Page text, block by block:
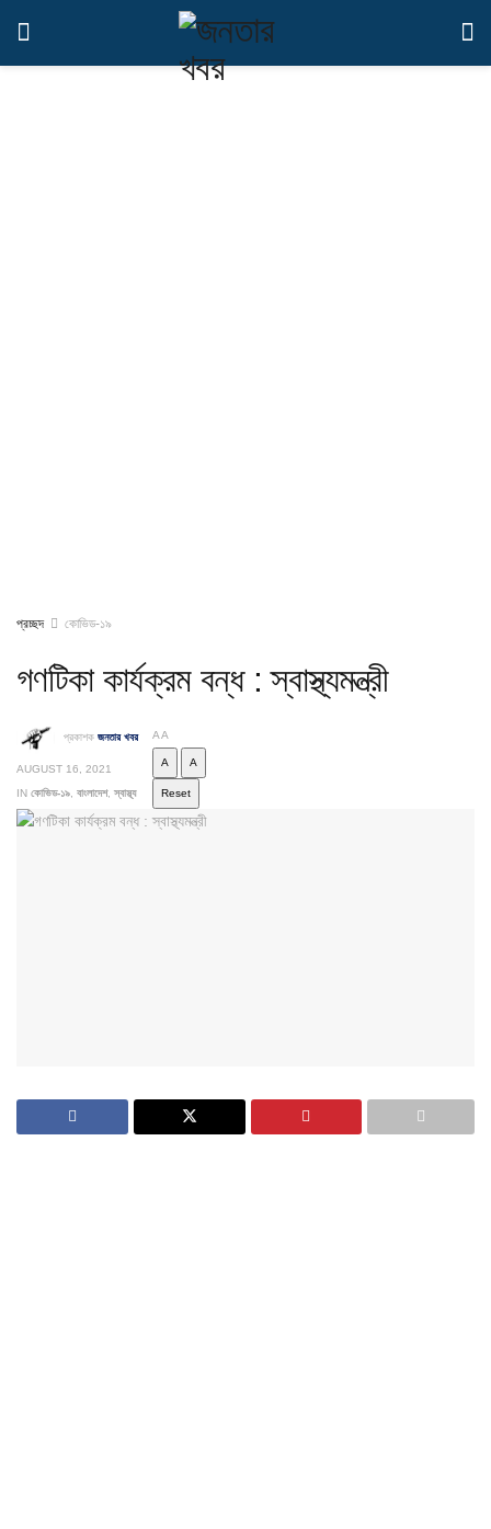
প্রচ্ছদ কোভিড-১৯
গণটিকা কার্যক্রম বন্ধ : স্বাস্থ্যমন্ত্রী
প্রকাশক জনতার খবর
AUGUST 16, 2021
IN কোভিড-১৯ বাংলাদেশ, স্বাস্থ্য
AA
A A
Reset